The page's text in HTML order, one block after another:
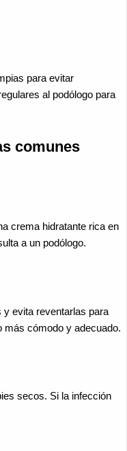
para evitar
al podólogo para
comunes
crema hidratante rica en
a un podólogo.
y evita reventarlas para
más cómodo y adecuado.
secos. Si la infección